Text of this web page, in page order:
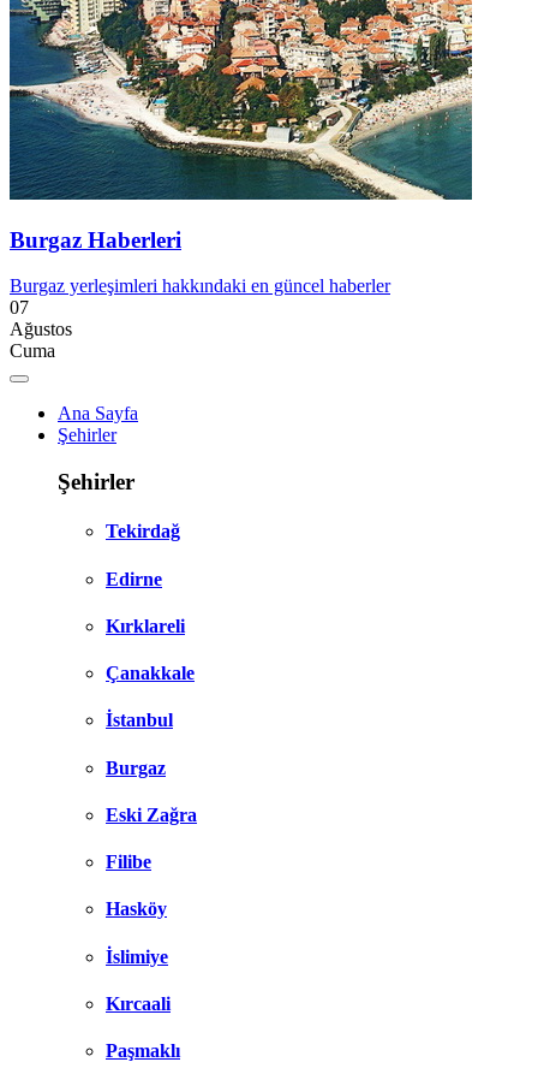
Burgaz Haberleri
Burgaz yerleşimleri hakkındaki en güncel haberler
07
Ağustos
Cuma
Ana Sayfa
Şehirler
Şehirler
Tekirdağ
Edirne
Kırklareli
Çanakkale
İstanbul
Burgaz
Eski Zağra
Filibe
Hasköy
İslimiye
Kırcaali
Paşmaklı